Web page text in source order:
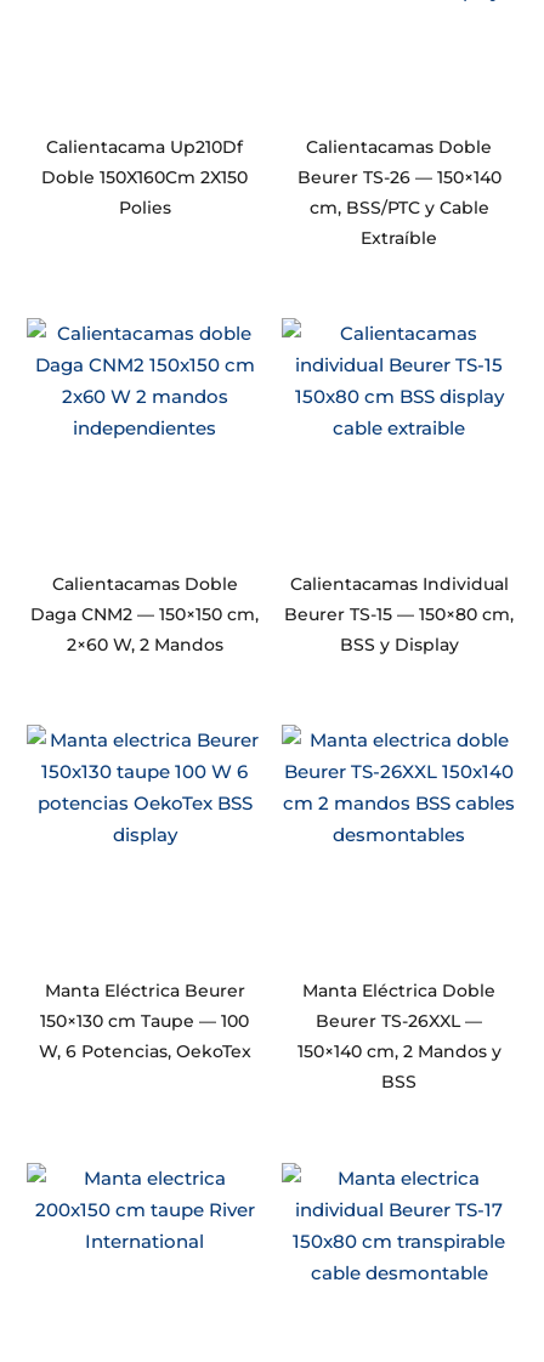
Calientacama Up210Df
Doble 150X160Cm 2X150
Polies
Calientacamas Doble
Beurer TS-26 — 150×140
cm, BSS/PTC y Cable
Extraíble
Calientacamas Doble
Daga CNM2 — 150×150 cm,
2×60 W, 2 Mandos
Calientacamas Individual
Beurer TS-15 — 150×80 cm,
BSS y Display
Manta Eléctrica Beurer
150×130 cm Taupe — 100
W, 6 Potencias, OekoTex
Manta Eléctrica Doble
Beurer TS-26XXL —
150×140 cm, 2 Mandos y
BSS